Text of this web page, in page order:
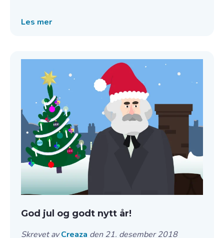
Les mer
God jul og godt nytt år!
Skrevet avCreaza den 21. desember 2018